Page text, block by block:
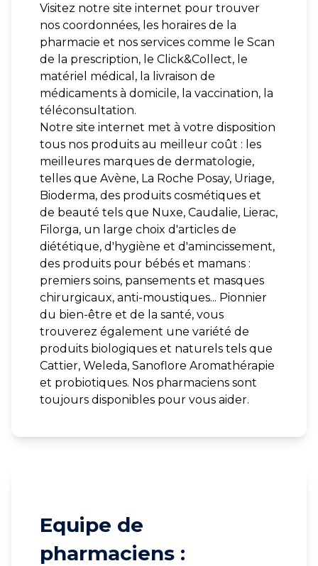
Visitez notre site internet pour trouver
nos coordonnées, les horaires de la
pharmacie et nos services comme le Scan
de la prescription, le Click&Collect, le
matériel médical, la livraison de
médicaments à domicile, la vaccination, la
téléconsultation.
Notre site internet met à votre disposition
tous nos produits au meilleur coût : les
meilleures marques de dermatologie,
telles que Avène, La Roche Posay, Uriage,
Bioderma, des produits cosmétiques et
de beauté tels que Nuxe, Caudalie, Lierac,
Filorga, un large choix d'articles de
diététique, d'hygiène et d'amincissement,
des produits pour bébés et mamans :
premiers soins, pansements et masques
chirurgicaux, anti-moustiques... Pionnier
du bien-être et de la santé, vous
trouverez également une variété de
produits biologiques et naturels tels que
Cattier, Weleda, Sanoflore Aromathérapie
et probiotiques. Nos pharmaciens sont
toujours disponibles pour vous aider.
Equipe de
pharmaciens :